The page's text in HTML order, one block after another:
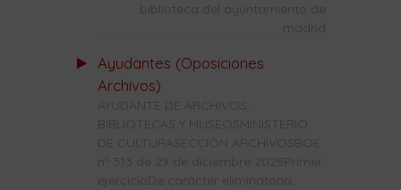
biblioteca del ayuntamiento de
madrid
Ayudantes (Oposiciones
Archivos)
AYUDANTE DE ARCHIVOS,
BIBLIOTECAS Y MUSEOSMINISTERIO
DE CULTURASECCIÓN ARCHIVOSBOE
nº 313 de 29 de diciembre 2025Primer
ejercicioDe carácter eliminatorio,